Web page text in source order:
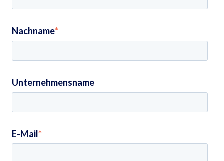
Nachname*
Unternehmensname
E-Mail*